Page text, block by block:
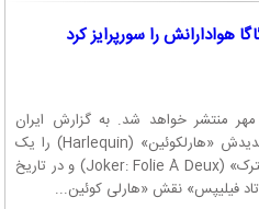
هوادارانش را سورپرایز کرد
آلبوم جدید لیدی گاگا روز جمعه ۶ مهر منتشر خواهد شد. به گزارش ایران
آرت، لیدی گاگا اعلام کرد که آلبوم جدیدش «هارلکوئین» (Harlequin) را یک
هفته پیش از اکران «جوکر: جنون مشترک» (Joker: Folie À Deux) و در تاریخ